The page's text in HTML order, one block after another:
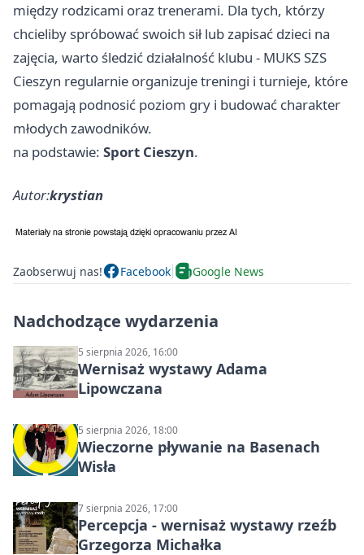
między rodzicami oraz trenerami. Dla tych, którzy
chcieliby spróbować swoich sił lub zapisać dzieci na
zajęcia, warto śledzić działalność klubu - MUKS SZS
Cieszyn regularnie organizuje treningi i turnieje, które
pomagają podnosić poziom gry i budować charakter
młodych zawodników.
na podstawie: Sport Cieszyn.
Autor:krystian
Zaobserwuj nas! Facebook Google News
Nadchodzące wydarzenia
5 sierpnia 2026, 16:00
Wernisaż wystawy Adama
Lipowczana
5 sierpnia 2026, 18:00
Wieczorne pływanie na Basenach
Wisła
7 sierpnia 2026, 17:00
Percepcja - wernisaż wystawy rzeźb
Grzegorza Michałka